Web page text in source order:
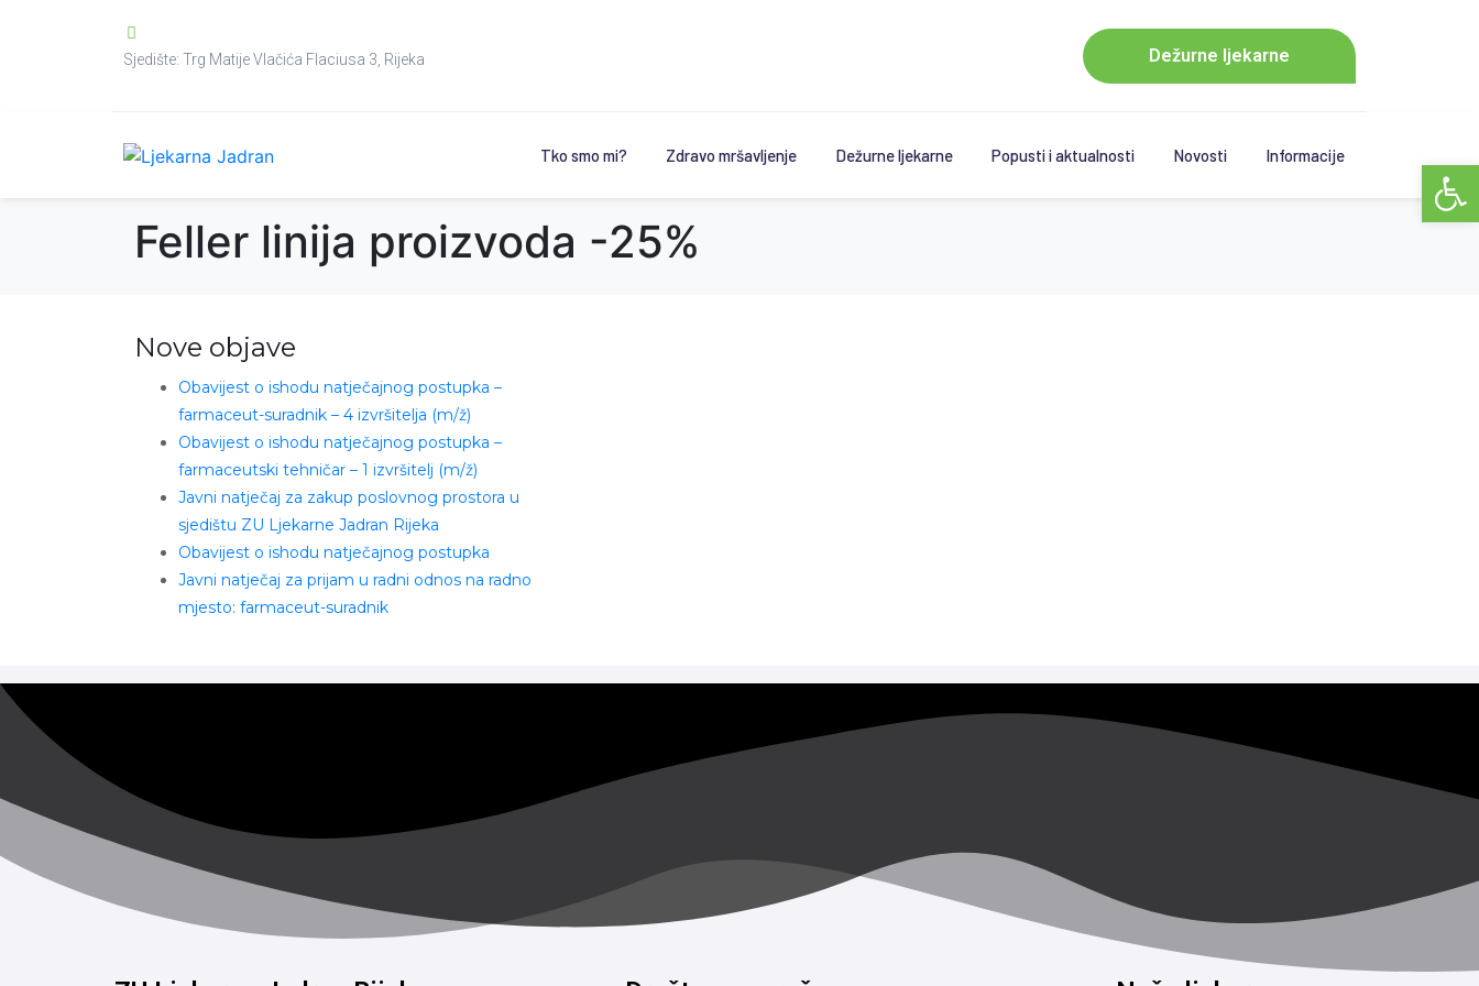
Sjedište: Trg Matije Vlačića Flaciusa 3, Rijeka Dežurne ljekarne
Tko smo mi? Zdravo mršavljenje Dežurne ljekarne Popusti i aktualnosti Novosti Informacije
Feller linija proizvoda -25%
Nove objave
Obavijest o ishodu natječajnog postupka –
farmaceut-suradnik – 4 izvršitelja (m/ž)
Obavijest o ishodu natječajnog postupka –
farmaceutski tehničar – 1 izvršitelj (m/ž)
Javni natječaj za zakup poslovnog prostora u
sjedištu ZU Ljekarne Jadran Rijeka
Obavijest o ishodu natječajnog postupka
Javni natječaj za prijam u radni odnos na radno
mjesto: farmaceut-suradnik